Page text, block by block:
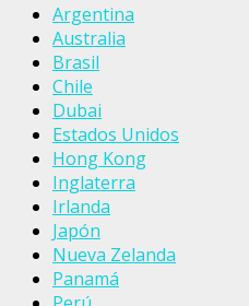
Argentina
Australia
Brasil
Chile
Dubai
Estados Unidos
Hong Kong
Inglaterra
Irlanda
Japón
Nueva Zelanda
Panamá